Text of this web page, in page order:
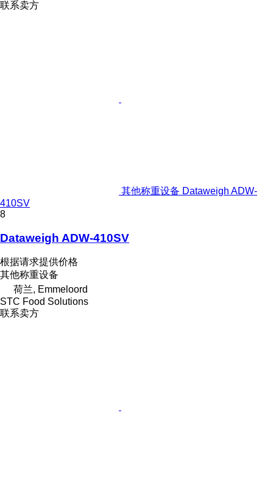
联系卖方
其他称重设备 Dataweigh ADW-
410SV
8
Dataweigh ADW-410SV
根据请求提供价格
其他称重设备
荷兰, Emmeloord
STC Food Solutions
联系卖方